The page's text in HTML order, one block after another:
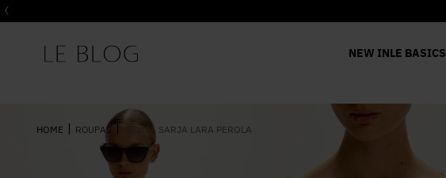
NEW INLE BASICS
ROUPAS BLUSA SARJA LARA PEROLA